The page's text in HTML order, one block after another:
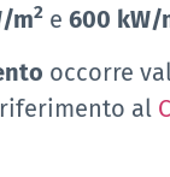
m2 e 600 kW/
occorre
al